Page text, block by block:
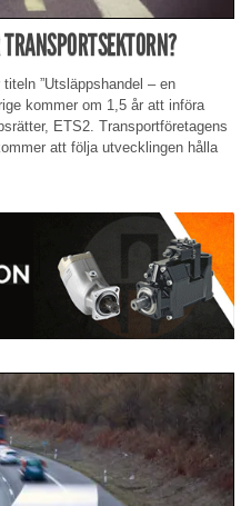
”Utsläppshandel – en
kommer om 1,5 år att införa
ETS2. Transportföretagens
att följa utvecklingen hålla